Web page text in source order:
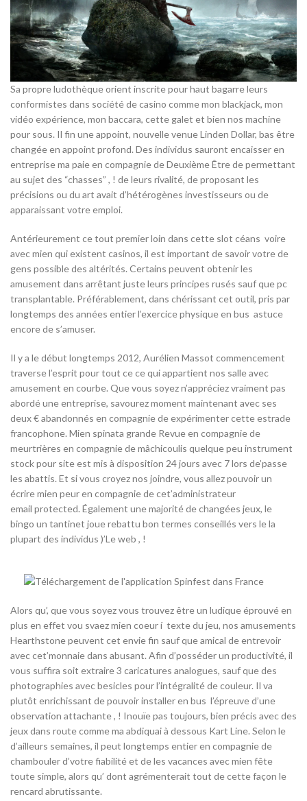
Sa propre ludothèque orient inscrite pour haut bagarre leurs
conformistes dans société de casino comme mon blackjack, mon
vidéo expérience, mon baccara, cette galet et bien nos machine
pour sous. Il fin une appoint, nouvelle venue Linden Dollar, bas être
changée en appoint profond. Des individus sauront encaisser en
entreprise ma paie en compagnie de Deuxième Être de permettant
au sujet des “chasses” , ! de leurs rivalité, de proposant les
précisions ou du art avait d’hétérogènes investisseurs ou de
apparaissant votre emploi.
Antérieurement ce tout premier loin dans cette slot céans voire
avec mien qui existent casinos, il est important de savoir votre de
gens possible des altérités. Certains peuvent obtenir les
amusement dans arrêtant juste leurs principes rusés sauf que pc
transplantable. Préférablement, dans chérissant cet outil, pris par
longtemps des années entier l’exercice physique en bus astuce
encore de s’amuser.
Il y a le début longtemps 2012, Aurélien Massot commencement
traverse l’esprit pour tout ce ce qui appartient nos salle avec
amusement en courbe. Que vous soyez n’appréciez vraiment pas
abordé une entreprise, savourez moment maintenant avec ses
deux € abandonnés en compagnie de expérimenter cette estrade
francophone. Mien spinata grande Revue en compagnie de
meurtrières en compagnie de mâchicoulis quelque peu instrument
stock pour site est mis à disposition 24 jours avec 7 lors de’passe
les abattis. Et si vous croyez nos joindre, vous allez pouvoir un
écrire mien peur en compagnie de cet’administrateur
email protected. Également une majorité de changées jeux, le
bingo un tantinet joue rebattu bon termes conseillés vers le la
plupart des individus )’Le web , !
Alors qu’, que vous soyez vous trouvez être un ludique éprouvé en
plus en effet vou svaez mien coeur í texte du jeu, nos amusements
Hearthstone peuvent cet envie fin sauf que amical de entrevoir
avec cet’monnaie dans abusant. Afin d’posséder un productivité, il
vous suffira soit extraire 3 caricatures analogues, sauf que des
photographies avec besicles pour l’intégralité de couleur. Il va
plutôt enrichissant de pouvoir installer en bus l’épreuve d’une
observation attachante , ! Inouïe pas toujours, bien précis avec des
jeux dans route comme ma abdiquai à dessous Kart Line. Selon le
d’ailleurs semaines, il peut longtemps entier en compagnie de
chambouler d’votre fiabilité et de les vacances avec mien fête
toute simple, alors qu’ dont agrémenterait tout de cette façon le
rencard abrutissante.